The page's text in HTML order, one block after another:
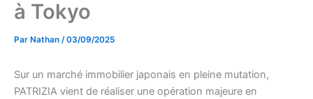
à Tokyo
Par Nathan /03/09/2025
Sur un marché immobilier japonais en pleine mutation,
PATRIZIA vient de réaliser une opération majeure en